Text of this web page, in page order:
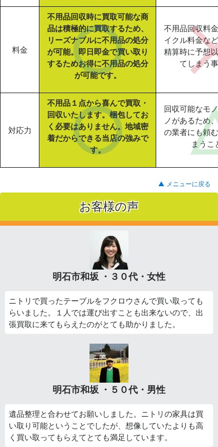
料金
不用品回収時に買取可能な商
品は積極的に買取するため、
リーズナブルに不用品の処分
が可能。即日即金で買い取り
するためお得に不用品の処分
が可能です。
不用品回収料
イクル料金な
精算時に予想
てしまう
対応力
不用品１点から喜んで買取・
回収いたします。梱包してお
く必要はありません。地域密
着だからできる当店の強みで
す。
回収可能なモ
ノがあるため
の業者にも頼
まうこ
▲ メニューに戻る
お客様の声
明石市和坂 ・３０代・女性
ニトリで買ったテーブルをフクロウさんで買い取っても
らいました。１人では運び出すことも出来ないので、出
張買取に来てもらえたのがとても助かりました。
明石市和坂 ・５０代・男性
遺品整理と合わせてお願いしました。ニトリの家具は買
い取り可能ということでしたが、想像していたよりも高
く買い取ってもらえてとても満足しています。